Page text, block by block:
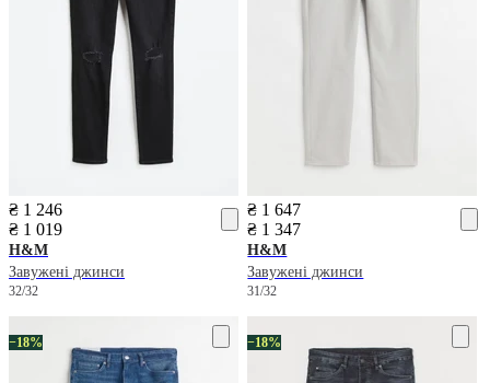
₴ 1 246
₴ 1 019
H&M
Завужені джинси
32/32
₴ 1 647
₴ 1 347
H&M
Завужені джинси
31/32
−18% −18%